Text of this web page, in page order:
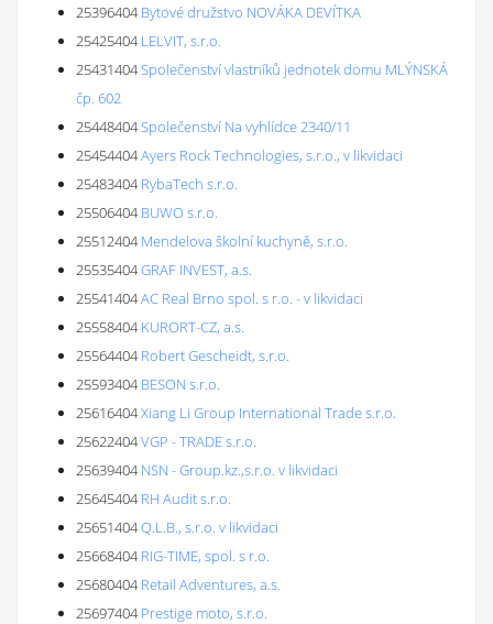
25396404 Bytové družstvo NOVÁKA DEVÍTKA
25425404 LELVIT, s.r.o.
25431404Společenství vlastníků jednotek domu MLÝNSKÁ
čp. 602
25448404Společenství Na vyhlídce 2340/11
25454404Ayers Rock Technologies, s.r.o., v likvidaci
25483404 RybaTech s.r.o.
25506404 BUWO s.r.o.
25512404 Mendelova školní kuchyně, s.r.o.
25535404GRAF INVEST, a.s.
25541404AC Real Brno spol. s r.o. - v likvidaci
25558404 KURORT-CZ, a.s.
25564404 Robert Gescheidt, s.r.o.
25593404 BESON s.r.o.
25616404Xiang Li Group International Trade s.r.o.
25622404VGP - TRADE s.r.o.
25639404 NSN - Group.kz.,s.r.o. v likvidaci
25645404 RH Audit s.r.o.
25651404Q.L.B., s.r.o. v likvidaci
25668404 RIG-TIME, spol. s r.o.
25680404 Retail Adventures, a.s.
25697404 Prestige moto, s.r.o.